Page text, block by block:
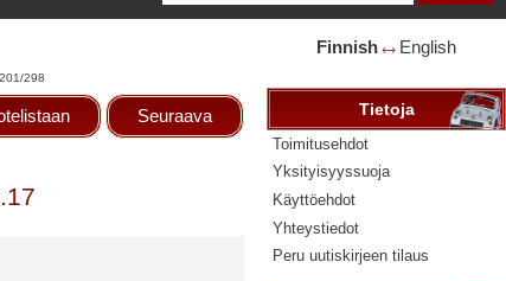
298
Seuraava
Finnish 🡘 English
Tietoja
Toimitusehdot
Yksityisyyssuoja
Käyttöehdot
Yhteystiedot
Peru uutiskirjeen tilaus